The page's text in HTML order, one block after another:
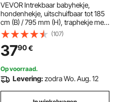
VEVOR Intrekbaar babyhekje,
hondenhekje, uitschuifbaar tot 185
cm (B) / 795 mm (H), traphekje met
veiligheidsslot,
gaasveiligheidshekje voor trappen
en gangen, binnen/buiten, zwart
(107)
3790€
Op voorraad.
Levering:zodra Wo. Aug. 12